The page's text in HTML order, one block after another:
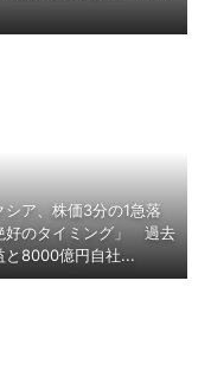
シア、株価3分の1急落
好のタイミング」 過去
と8000億円自社...